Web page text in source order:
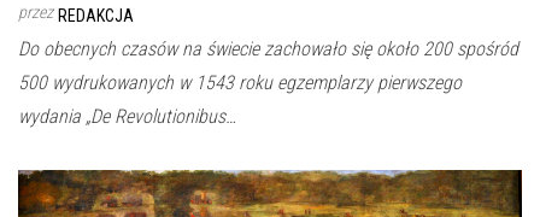
przez REDAKCJA
Do obecnych czasów na świecie zachowało się około 200 spośród
500 wydrukowanych w 1543 roku egzemplarzy pierwszego
wydania „De Revolutionibus…